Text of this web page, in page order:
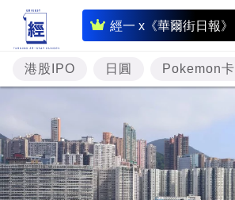
經一 x《華爾街日報》
即
時
財
經
題
投
資
港股IPO 日圓 Pokemon卡